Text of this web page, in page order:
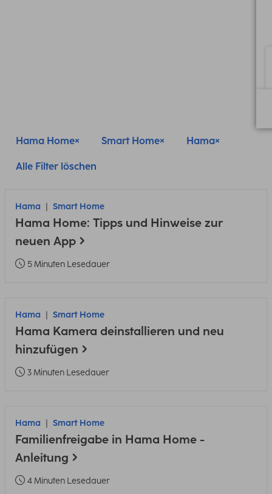
Hama Home Smart Home Hama
Alle Filter löschen
Hama Smart Home
Hama Home: Tipps und Hinweise zur
neuen App
5 Minuten Lesedauer
Hama Smart Home
Hama Kamera deinstallieren und neu
hinzufügen
3 Minuten Lesedauer
Hama Smart Home
Familienfreigabe in Hama Home -
Anleitung
4 Minuten Lesedauer